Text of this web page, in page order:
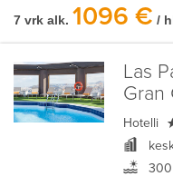
7 vrk alk. 1096 € /
Las
Gran
Hotelli